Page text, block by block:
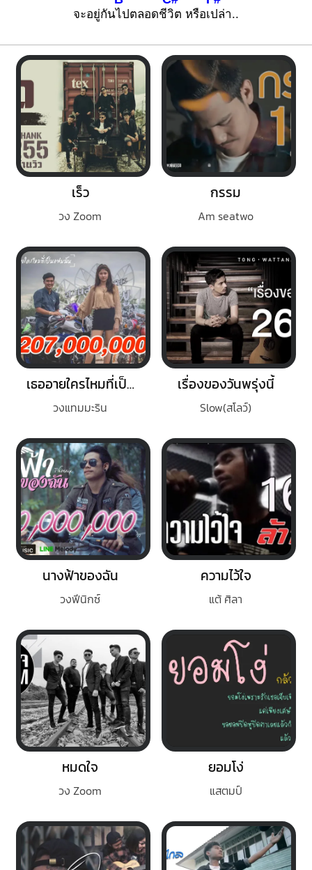
จะอยู่กันไปตลอดชีวิต หรือเปล่า..
เร็ว
วง Zoom
กรรม
Am seatwo
เธออายใครไหมที่เป็นแฟนฉัน
วงแทมมะริน
เรื่องของวันพรุ่งนี้
Slow(สโลว์)
นางฟ้าของฉัน
วงฟีนิกซ์
ความไว้ใจ
แต้ ศิลา
หมดใจ
วง Zoom
ยอมโง่
แสตมป์